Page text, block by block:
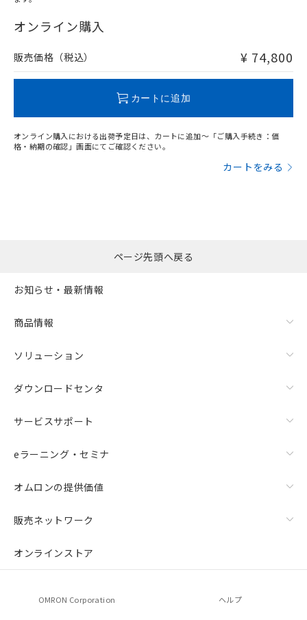
在庫等で未対応品が混在する可能性があります。
問い合わせください。
オンライン購入
販売価格（税込） ¥ 74,800
カートに追加
オンライン購入における出荷予定日は、カートに追加～「ご購入手続き：価
格・納期の確認」画面にてご確認ください。
カートをみる
ページ先頭へ戻る
お知らせ・最新情報
商品情報
ソリューション
ダウンロードセンタ
サービスサポート
eラーニング・セミナ
オムロンの提供価値
販売ネットワーク
オンラインストア
OMRON Corporation ヘルプ